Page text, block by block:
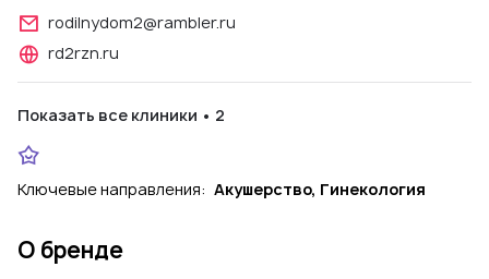
rodilnydom2@rambler.ru
rd2rzn.ru
Показать все клиники • 2
Ключевые направления: Акушерство, Гинекология
О бренде